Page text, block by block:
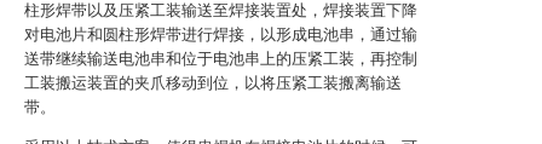
柱形焊带以及压紧工装输送至焊接装置处，焊接装置下降
对电池片和圆柱形焊带进行焊接，以形成电池串，通过输
送带继续输送电池串和位于电池串上的压紧工装，再控制
工装搬运装置的夹爪移动到位，以将压紧工装搬离输送
带。